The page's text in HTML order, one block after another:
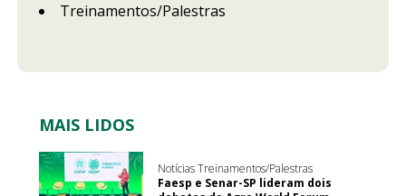
Treinamentos/Palestras
MAIS LIDOS
Notícias Treinamentos/Palestras
Faesp e Senar-SP lideram dois